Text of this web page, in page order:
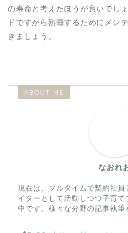
の寿命と考えたほうが良いでし
ドですから熟睡するためにメン
きましょう。
ABOUT ME
なおれ
現在は、フルタイムで契約社員
イターとして活動しつつ子育
中です。様々な分野の記事執筆